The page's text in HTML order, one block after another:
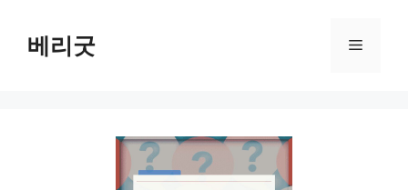
베리굿 메